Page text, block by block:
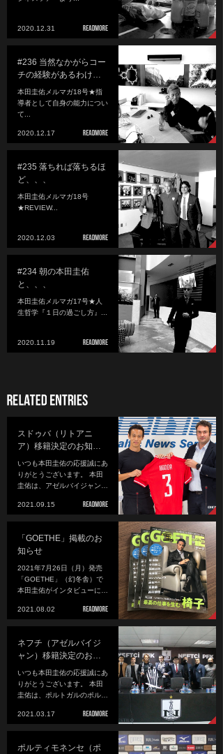
2020.12.31
#236 当然なかがらコー
チの経験があるわけ…
本田圭佑メルマガ18号★指
導者として自身の能力につい
て...
2020.12.17
#235 落ちれば落ちるほ
ど、、、
本田圭佑メルマガ18号
★REVIEW...
2020.12.03
#234 朝の本田圭佑
と、、、
本田圭佑メルマガ17号★人
生哲学『１日の過ごし方』...
2020.11.19
スドゥバ（リトアニ
ア）移籍決定のお知…
いつも本田圭佑の応援誠にあ
りがとうございます。 本田
圭佑は、アゼルバイジャン…
2021.09.15
「GOETHE」掲載のお
知らせ
2021年7月26日（月）発売
「GOETHE」（幻冬舎）で
本田圭佑がインタビューに…
2021.08.02
ネフチ（アゼルバイジ
ャン）移籍決定のお…
いつも本田圭佑の応援誠にあ
りがとうございます。 本田
圭佑は、ポルトガルのポル…
2021.03.17
ポルティモネンセ（ポ